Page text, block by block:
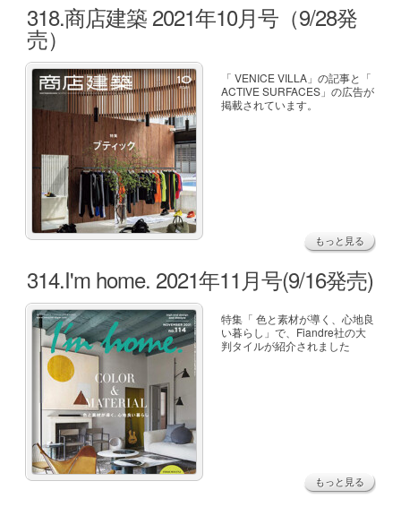
318.商店建築 2021年10月号（9/28発
売）
「 VENICE VILLA」の記事と「
ACTIVE SURFACES」の広告が
掲載されています。
もっと見る
314.I'm home. 2021年11月号(9/16発売)
特集「 色と素材が導く、心地良
い暮らし」で、Fiandre社の大
判タイルが紹介されました
もっと見る